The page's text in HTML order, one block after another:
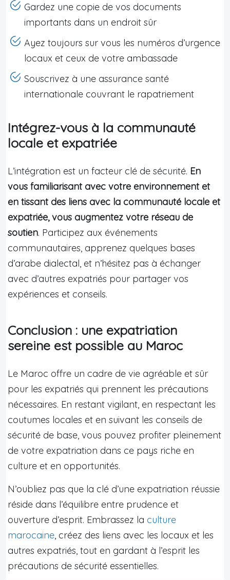
Gardez une copie de vos documents
importants dans un endroit sûr
Ayez toujours sur vous les numéros d’urgence
locaux et ceux de votre ambassade
Souscrivez à une assurance santé
internationale couvrant le rapatriement
Intégrez-vous à la communauté
locale et expatriée
L’intégration est un facteur clé de sécurité. En
vous familiarisant avec votre environnement et
en tissant des liens avec la communauté locale et
expatriée, vous augmentez votre réseau de
soutien. Participez aux événements
communautaires, apprenez quelques bases
d’arabe dialectal, et n’hésitez pas à échanger
avec d’autres expatriés pour partager vos
expériences et conseils.
Conclusion : une expatriation
sereine est possible au Maroc
Le Maroc offre un cadre de vie agréable et sûr
pour les expatriés qui prennent les précautions
nécessaires. En restant vigilant, en respectant les
coutumes locales et en suivant les conseils de
sécurité de base, vous pouvez profiter pleinement
de votre expatriation dans ce pays riche en
culture et en opportunités.
N’oubliez pas que la clé d’une expatriation réussie
réside dans l’équilibre entre prudence et
ouverture d’esprit. Embrassez la culture
marocaine, créez des liens avec les locaux et les
autres expatriés, tout en gardant à l’esprit les
précautions de sécurité essentielles.